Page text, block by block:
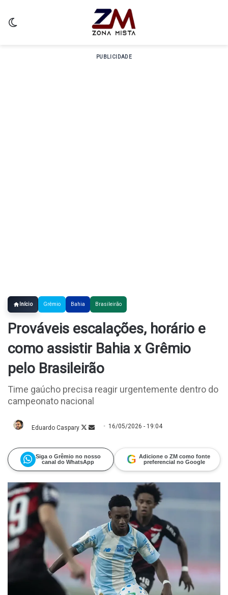
PUBLICIDADE
Início Grêmio Bahia Brasileirão
Prováveis escalações, horário e
como assistir Bahia x Grêmio
pelo Brasileirão
Time gaúcho precisa reagir urgentemente dentro do
campeonato nacional
Eduardo Caspary FollowMande
16/05/2026 - 19:04
Siga o Grêmio no nosso
canal do WhatsApp
G Adicione o ZM como fonte
preferencial no Google